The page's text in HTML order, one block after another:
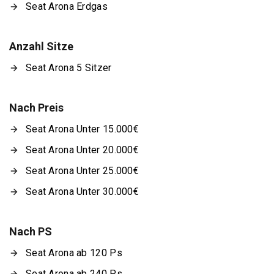
Seat Arona Erdgas
Anzahl Sitze
Seat Arona 5 Sitzer
Nach Preis
Seat Arona Unter 15.000€
Seat Arona Unter 20.000€
Seat Arona Unter 25.000€
Seat Arona Unter 30.000€
Nach PS
Seat Arona ab 120 Ps